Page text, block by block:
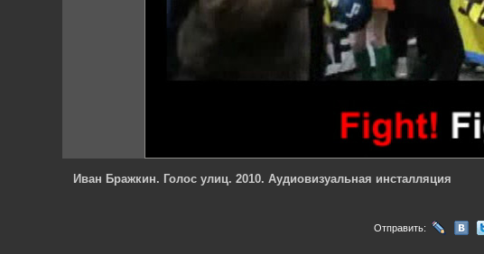
Иван Бражкин. Голос улиц. 2010. Аудиовизуальная инсталляция
Отправить: